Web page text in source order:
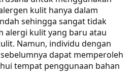
kulit hanya dalam
sehingga sangat tidak
alergi kulit yang baru atau
Namun, individu dengan
dapat memperoleh
tempat penggunaan bahan